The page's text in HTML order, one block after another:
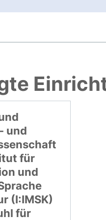
und
für
und
(I:IMSK)
für